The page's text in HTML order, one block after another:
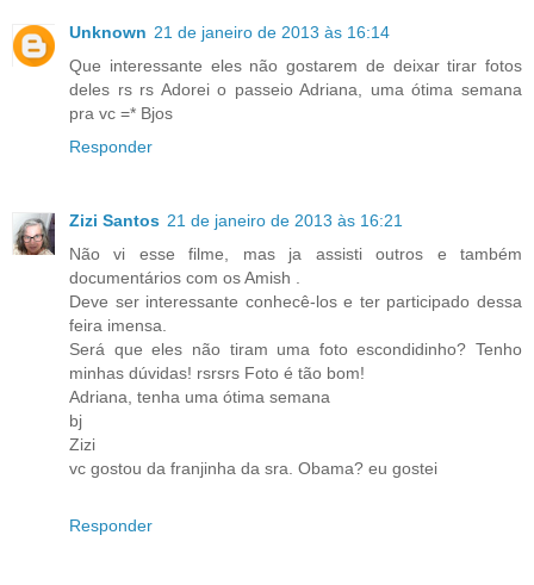
Unknown 21 de janeiro de 2013 às 16:14
Que interessante eles não gostarem de deixar tirar fotos
deles rs rs Adorei o passeio Adriana, uma ótima semana
pra vc =* Bjos
Responder
Zizi Santos 21 de janeiro de 2013 às 16:21
Não vi esse filme, mas ja assisti outros e também
documentários com os Amish .
Deve ser interessante conhecê-los e ter participado dessa
feira imensa.
Será que eles não tiram uma foto escondidinho? Tenho
minhas dúvidas! rsrsrs Foto é tão bom!
Adriana, tenha uma ótima semana
bj
Zizi
vc gostou da franjinha da sra. Obama? eu gostei
Responder